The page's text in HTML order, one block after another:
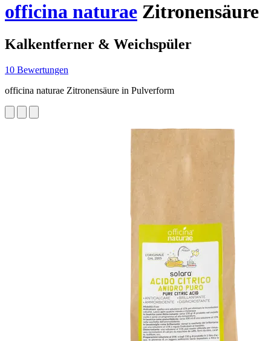
officina naturae
Kalkentferner & Weichspüler
10 Bewertungen
officina naturae Zitronensäure in Pulverform